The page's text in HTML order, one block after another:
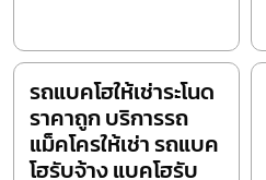
รถแบคโฮให้เช่าระโนด
ราคาถูก บริการรถ
แม็คโครให้เช่า รถแบค
โฮรับจ้าง แบคโฮรับ